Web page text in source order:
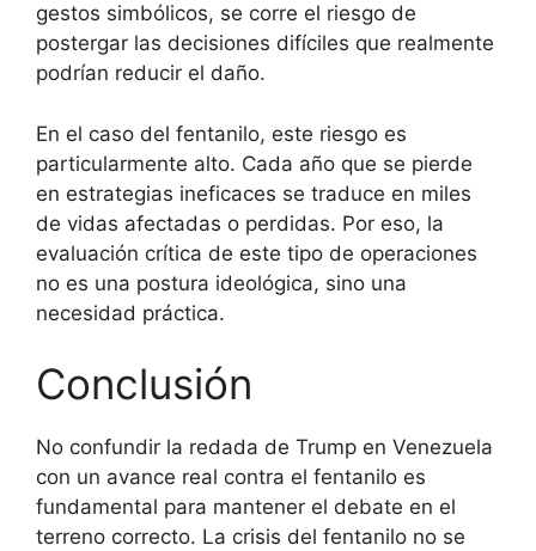
gestos simbólicos, se corre el riesgo de
postergar las decisiones difíciles que realmente
podrían reducir el daño.
En el caso del fentanilo, este riesgo es
particularmente alto. Cada año que se pierde
en estrategias ineficaces se traduce en miles
de vidas afectadas o perdidas. Por eso, la
evaluación crítica de este tipo de operaciones
no es una postura ideológica, sino una
necesidad práctica.
Conclusión
No confundir la redada de Trump en Venezuela
con un avance real contra el fentanilo es
fundamental para mantener el debate en el
terreno correcto. La crisis del fentanilo no se